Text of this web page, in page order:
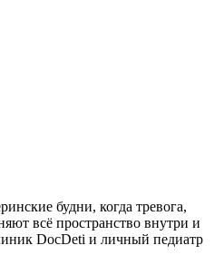
будни, когда тревога,
всё пространство внутри и
DocDeti и личный педиатр